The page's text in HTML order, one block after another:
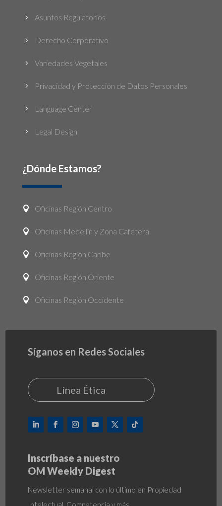
5 Asuntos Regulatorios
5 Derecho Corporativo
5 Variedades Vegetales
5 Privacidad y Protección de Datos Personales
5 Language Center
5 Legal Design
¿Dónde Estamos?
 Oficinas Región Centro
 Oficinas Medellín y Zona Cafetera
 Oficinas Región Caribe
 Oficinas Región Oriente
 Oficinas Región Occidente
Síganos en Redes Sociales
Línea Ética
Inscríbase a nuestro
OM Weekly Digest
Newsletter semanal con lo último en Propiedad